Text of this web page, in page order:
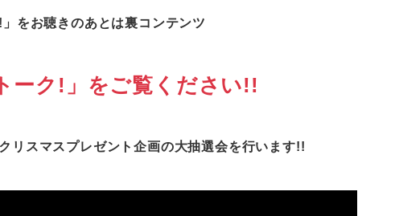
」をお聴きのあとは裏コンテンツ
ーク!」をご覧ください!!
リスマスプレゼント企画の大抽選会を行います!!